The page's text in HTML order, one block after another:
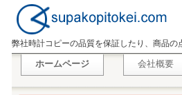
弊社時計コピーの品質を保証したり、商品
ホームページ 会社概要